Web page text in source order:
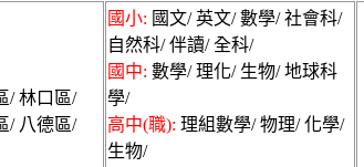
教及各類家教仲介服務
家長24小時免費登錄
/ 林口區/
/ 八德區/
國小: 國文/ 英文/ 數學/ 社會科/
自然科/ 伴讀/ 全科/
國中: 數學/ 理化/ 生物/ 地球科
學/
高中(職): 理組數學/ 物理/ 化學/
生物/